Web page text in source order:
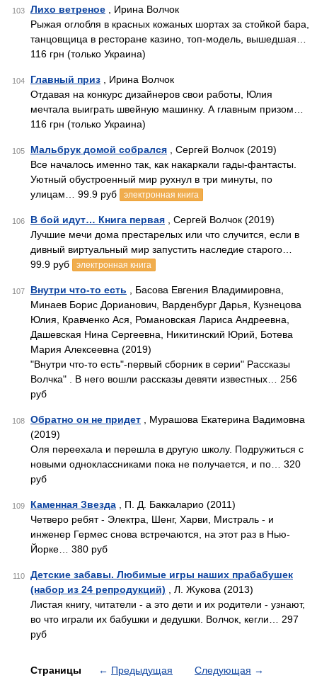
103 Лихо ветреное , Ирина Волчок
Рыжая оглобля в красных кожаных шортах за стойкой бара,
танцовщица в ресторане казино, топ-модель, вышедшая…
116 грн (только Украина)
104 Главный приз , Ирина Волчок
Отдавая на конкурс дизайнеров свои работы, Юлия
мечтала выиграть швейную машинку. А главным призом…
116 грн (только Украина)
105 Мальбрук домой собрался , Сергей Волчок (2019)
Все началось именно так, как накаркали гады-фантасты.
Уютный обустроенный мир рухнул в три минуты, по
улицам… 99.9 руб
электронная книга
106 В бой идут… Книга первая , Сергей Волчок (2019)
Лучшие мечи дома престарелых или что случится, если в
дивный виртуальный мир запустить наследие старого…
99.9 руб
электронная книга
107 Внутри что-то есть , Басова Евгения Владимировна,
Минаев Борис Дорианович, Варденбург Дарья, Кузнецова
Юлия, Кравченко Ася, Романовская Лариса Андреевна,
Дашевская Нина Сергеевна, Никитинский Юрий, Ботева
Мария Алексеевна (2019)
"Внутри что-то есть"-первый сборник в серии" Рассказы
Волчка" . В него вошли рассказы девяти известных… 256
руб
108 Обратно он не придет , Мурашова Екатерина Вадимовна
(2019)
Оля переехала и перешла в другую школу. Подружиться с
новыми одноклассниками пока не получается, и по… 320
руб
109 Каменная Звезда , П. Д. Баккаларио (2011)
Четверо ребят - Электра, Шенг, Харви, Мистраль - и
инженер Гермес снова встречаются, на этот раз в Нью-
Йорке… 380 руб
110
Детские забавы. Любимые игры наших прабабушек
(набор из 24 репродукций) , Л. Жукова (2013)
Листая книгу, читатели - а это дети и их родители - узнают,
во что играли их бабушки и дедушки. Волчок, кегли… 297
руб
Страницы ← Предыдущая Следующая →